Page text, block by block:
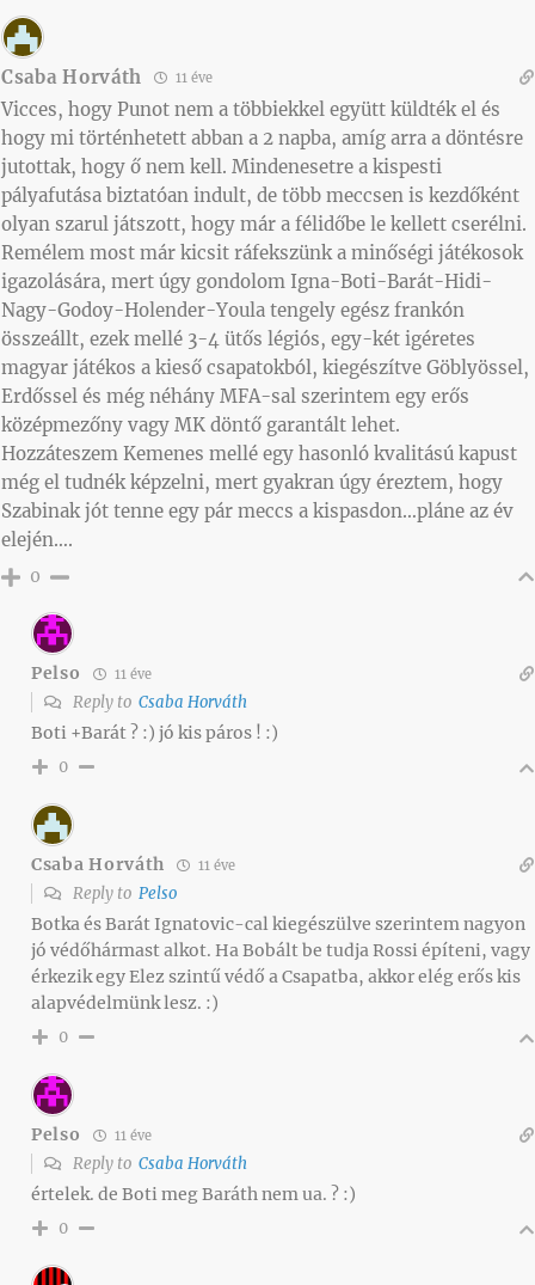
Csaba Horváth 11 éve
Vicces, hogy Punot nem a többiekkel együtt küldték el és
hogy mi történhetett abban a 2 napba, amíg arra a döntésre
jutottak, hogy ő nem kell. Mindenesetre a kispesti
pályafutása biztatóan indult, de több meccsen is kezdőként
olyan szarul játszott, hogy már a félidőbe le kellett cserélni.
Remélem most már kicsit ráfekszünk a minőségi játékosok
igazolására, mert úgy gondolom Igna-Boti-Barát-Hidi-
Nagy-Godoy-Holender-Youla tengely egész frankón
összeállt, ezek mellé 3-4 ütős légiós, egy-két igéretes
magyar játékos a kieső csapatokból, kiegészítve Göblyössel,
Erdőssel és még néhány MFA-sal szerintem egy erős
középmezőny vagy MK döntő garantált lehet.
Hozzáteszem Kemenes mellé egy hasonló kvalitású kapust
még el tudnék képzelni, mert gyakran úgy éreztem, hogy
Szabinak jót tenne egy pár meccs a kispasdon…pláne az év
elején….
0
Pelso 11 éve
Reply to Csaba Horváth
Boti +Barát ? :) jó kis páros ! :)
0
Csaba Horváth 11 éve
Reply to Pelso
Botka és Barát Ignatovic-cal kiegészülve szerintem nagyon
jó védőhármast alkot. Ha Bobált be tudja Rossi építeni, vagy
érkezik egy Elez szintű védő a Csapatba, akkor elég erős kis
alapvédelmünk lesz. :)
0
Pelso 11 éve
Reply to Csaba Horváth
értelek. de Boti meg Baráth nem ua. ? :)
0